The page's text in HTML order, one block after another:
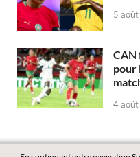
5
CAN
pour
4